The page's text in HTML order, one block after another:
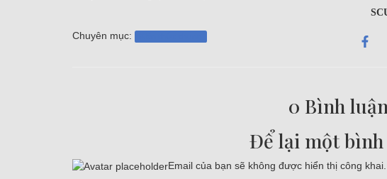
Chuyên mục:
0 Bình luận
Để lại một
Email của bạn sẽ không được hiển thị công khai.